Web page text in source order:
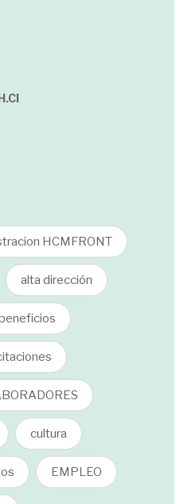
HCMFRONT
alta dirección
cultura
EMPLEO